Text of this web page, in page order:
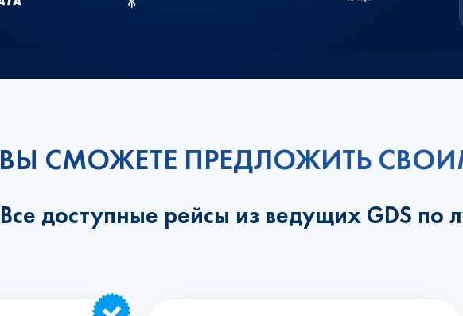
ВЫ СМОЖЕТЕ ПРЕДЛОЖИТЬ
Все доступные рейсы из ведущих GDS по